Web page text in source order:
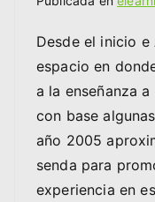
Desde el inicio
espacio en
a la enseñanza
con base
año 2005
senda para
experiencia en